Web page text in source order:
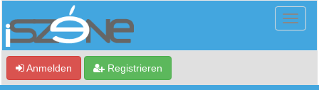
Anmelden Registrieren